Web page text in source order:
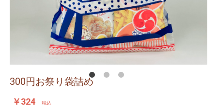
300円お祭り袋詰め
￥324 税込